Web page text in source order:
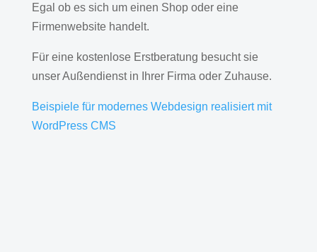
Egal ob es sich um einen Shop oder eine
Firmenwebsite handelt.
Für eine kostenlose Erstberatung besucht sie
unser Außendienst in Ihrer Firma oder Zuhause.
Beispiele für modernes Webdesign realisiert mit
WordPress CMS